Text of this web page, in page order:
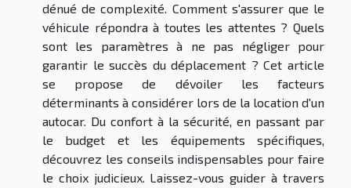
dénué de complexité. Comment s'assurer que le
véhicule répondra à toutes les attentes ? Quels
sont les paramètres à ne pas négliger pour
garantir le succès du déplacement ? Cet article
se propose de dévoiler les facteurs
déterminants à considérer lors de la location d'un
autocar. Du confort à la sécurité, en passant par
le budget et les équipements spécifiques,
découvrez les conseils indispensables pour faire
le choix judicieux. Laissez-vous guider à travers